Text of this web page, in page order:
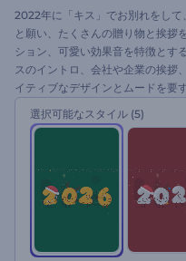
2022年に「キス」でお別れをし
と願い、たくさんの贈り物と挨拶
ション、可愛い効果音を特徴とす
スのイントロ、会社や企業の挨拶
イティブなデザインとムードを要
お洒落な方法です。 一緒に新年
て、クリスマスのテキストを調整
選択可能なスタイル (5)